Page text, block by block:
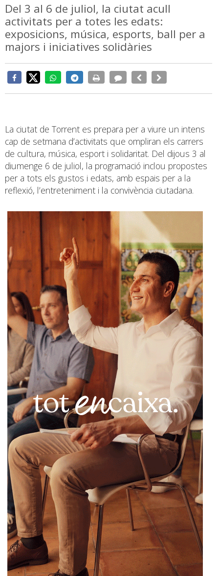
Del 3 al 6 de juliol, la ciutat acull
activitats per a totes les edats:
exposicions, música, esports, ball per a
majors i iniciatives solidàries
La ciutat de Torrent es prepara per a viure un intens
cap de setmana d’activitats que ompliran els carrers
de cultura, música, esport i solidaritat. Del dijous 3 al
diumenge 6 de juliol, la programació inclou propostes
per a tots els gustos i edats, amb espais per a la
reflexió, l’entreteniment i la convivència ciutadana.